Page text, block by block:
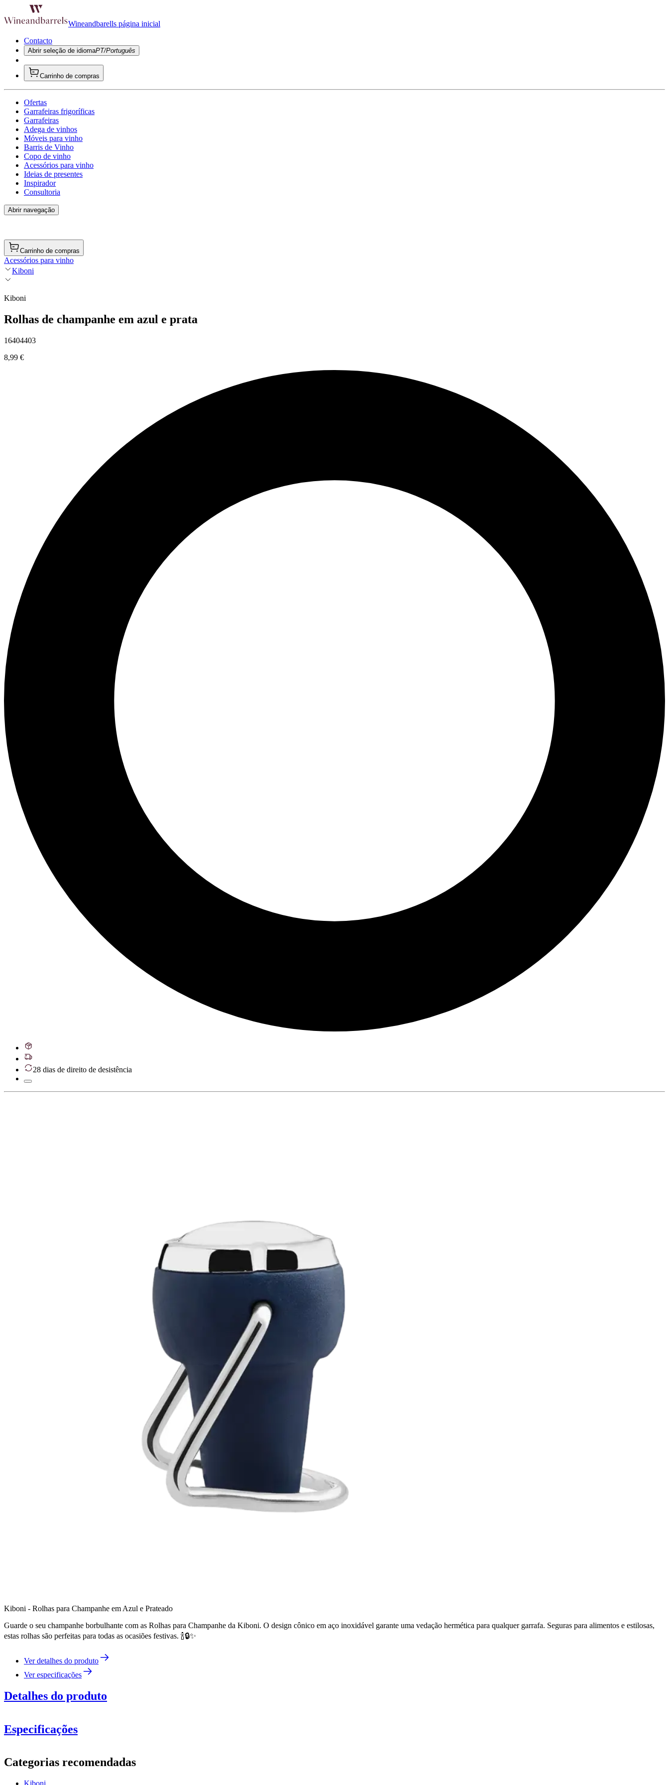
Wineandbarells página inicial
Contacto
Abrir seleção de idiomaPT/Português
Carrinho de compras
Ofertas
Garrafeiras frigoríficas
Garrafeiras
Adega de vinhos
Móveis para vinho
Barris de Vinho
Copo de vinho
Acessórios para vinho
Ideias de presentes
Inspirador
Consultoria
Abrir navegação
Carrinho de compras
Acessórios para vinho
Kiboni
Kiboni
Rolhas de champanhe em azul e prata
16404403
8,99 €
28 dias de direito de desistência
Kiboni - Rolhas para Champanhe em Azul e Prateado
Guarde o seu champanhe borbulhante com as Rolhas para Champanhe da Kiboni. O design cônico em aço inoxidável garante uma vedação hermética para qualquer garrafa. Seguras para alimentos e estilosas,
estas rolhas são perfeitas para todas as ocasiões festivas. 🍾🔒✨
Ver detalhes do produto
Ver especificações
Detalhes do produto
Especificações
Número do produto16404403
Categorias recomendadas